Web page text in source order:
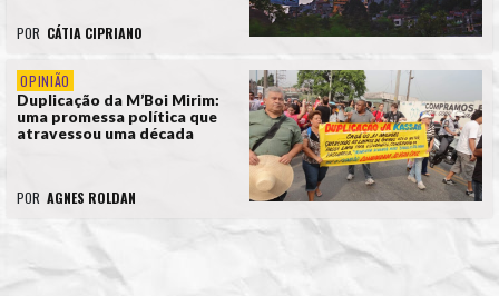
POR CÁTIA CIPRIANO
OPINIÃO
Duplicação da M’Boi Mirim:
uma promessa política que
atravessou uma década
POR AGNES ROLDAN